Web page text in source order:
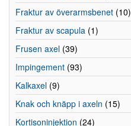
Fraktur av överarmsbenet (10)
Fraktur av scapula (1)
Frusen axel (39)
Impingement (93)
Kalkaxel (9)
Knak och knäpp i axeln (15)
Kortisoninjektion (24)